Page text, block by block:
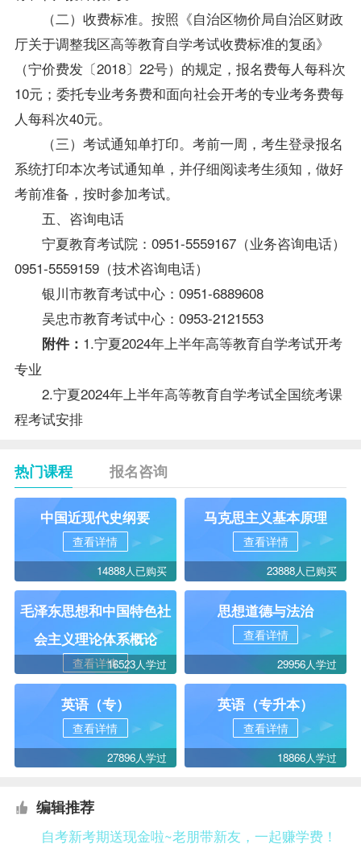
（二）收费标准。按照《自治区物价局自治区财政
厅关于调整我区高等教育自学考试收费标准的复函》
（宁价费发〔2018〕22号）的规定，报名费每人每科次
10元；委托专业考务费和面向社会开考的专业考务费每
人每科次40元。
（三）考试通知单打印。考前一周，考生登录报名
系统打印本次考试通知单，并仔细阅读考生须知，做好
考前准备，按时参加考试。
五、咨询电话
宁夏教育考试院：0951-5559167（业务咨询电话）
0951-5559159（技术咨询电话）
银川市教育考试中心：0951-6889608
吴忠市教育考试中心：0953-2121553
附件： 1.宁夏2024年上半年高等教育自学考试开考
专业
2.宁夏2024年上半年高等教育自学考试全国统考课
程考试安排
热门课程 报名咨询
中国近现代史纲要
查看详情
14888人已购买
马克思主义基本原理
查看详情
23888人已购买
毛泽东思想和中国特色社
会主义理论体系概论
查看详情16523人学过
思想道德与法治
查看详情
29956人学过
英语（专）
查看详情
27896人学过
英语（专升本）
查看详情
18866人学过
编辑推荐
自考新考期送现金啦~老朋带新友，一起赚学费！